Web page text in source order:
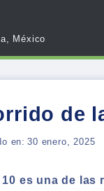
México
de
en: 30 enero, 2025
10 es una de